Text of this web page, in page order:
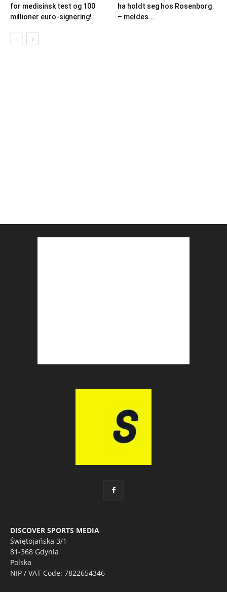
for medisinsk test og 100
millioner euro-signering!
ha holdt seg hos Rosenborg
– meldes...
DISCOVER SPORTS MEDIA
Świętojańska 3/1
81-368 Gdynia
Polska
NIP / VAT Code: 7822654346